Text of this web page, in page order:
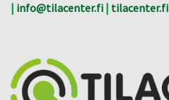
| info@tilacenter.fi | tilacenter.fi